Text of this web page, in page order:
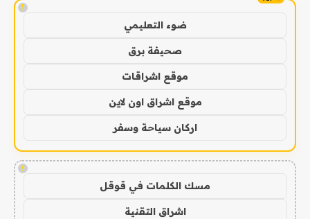
!
ضوء التعليمي
صحيفة برق
موقع اشراقات
موقع اشراق اون لاين
اركان سياحة وسفر
!
مسك الكلمات في قوقل
اشراق التقنية